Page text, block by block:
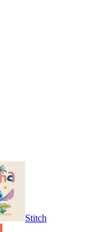
Stitch